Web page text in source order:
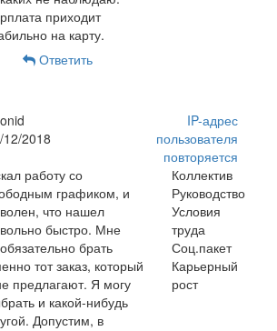
приходит
на карту.
Ответить
12/2018
IP-адрес
пользователя
повторяется
работу со
графиком, и
что нашел
быстро. Мне
брать
тот заказ, который
предлагают. Я могу
и какой-нибудь
Допустим, в
Коллектив
Руководство
Условия
труда
Соц.пакет
Карьерный
рост